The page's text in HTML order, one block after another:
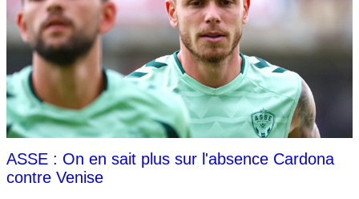
ASSE : On en sait plus sur l'absence Cardona
contre Venise